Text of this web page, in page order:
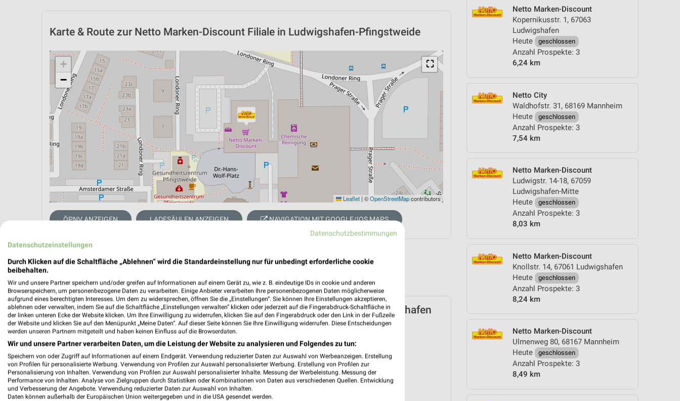
Netto Marken-Discount
Kopernikusstr. 1, 67063
Ludwigshafen
Heute
geschlossen
Anzahl Prospekte: 3
6,24 km
Netto City
Waldhofstr. 31, 68169 Mannheim
Heute
geschlossen
Anzahl Prospekte: 3
7,54 km
Netto Marken-Discount
Ludwigstr. 14-18, 67059
Ludwigshafen-Mitte
Heute
geschlossen
Anzahl Prospekte: 3
8,03 km
Netto Marken-Discount
Knollstr. 14, 67061 Ludwigshafen
Heute
geschlossen
Anzahl Prospekte: 3
8,24 km
Netto Marken-Discount
Ulmenweg 80, 68167 Mannheim
Heute
geschlossen
Anzahl Prospekte: 3
8,49 km
Karte & Route zur Netto Marken-Discount Filiale in Ludwigshafen-Pfingstweide
⛶
+
−
Leaflet | ©OpenStreetMapcontributors
ÖPNV ANZEIGEN LADESÄULEN ANZEIGEN NAVIGATION MIT GOOGLE/IOS MAPS
Aktuelle Angebote in dieser Filiale
Anzahl Prospekte: 3
Letztes Prospektupdate: vor 3 Tagen
❯
Netto Marken-Discount Prospekt für Ludwigshafen
(Rhein) ab Mo. den 10.08.
Gültig von 10. Aug. bis 15. Aug.
📅 Kalendereintrag erstellen
PROSPEKT BLÄTTERN
Datenschutzbestimmungen
Datenschutzeinstellungen
Durch Klicken auf die Schaltfläche „Ablehnen“ wird die Standardeinstellung nur für unbedingt erforderliche cookie
beibehalten.
Wir und unsere Partner speichern und/oder greifen auf Informationen auf einem Gerät zu, wie z. B. eindeutige IDs in cookie und anderen
Browserspeichern, um personenbezogene Daten zu verarbeiten. Einige Anbieter verarbeiten Ihre personenbezogenen Daten möglicherweise
aufgrund eines berechtigten Interesses. Um dem zu widersprechen, öffnen Sie die „Einstellungen“. Sie können Ihre Einstellungen akzeptieren,
ablehnen oder verwalten, indem Sie auf die Schaltfläche „Einstellungen verwalten“ klicken oder jederzeit auf die Fingerabdruck-Schaltfläche in
der linken unteren Ecke der Website klicken. Um Ihre Einwilligung zu widerrufen, klicken Sie auf den Fingerabdruck oder den Link in der Fußzeile
der Website und klicken Sie auf den Menüpunkt „Meine Daten“. Auf dieser Seite können Sie Ihre Einwilligung widerrufen. Diese Entscheidungen
werden unseren Partnern mitgeteilt und haben keinen Einfluss auf die Browserdaten.
Wir und unsere Partner verarbeiten Daten, um die Leistung der Website zu analysieren und Folgendes zu tun:
Speichern von oder Zugriff auf Informationen auf einem Endgerät. Verwendung reduzierter Daten zur Auswahl von Werbeanzeigen. Erstellung
von Profilen für personalisierte Werbung. Verwendung von Profilen zur Auswahl personalisierter Werbung. Erstellung von Profilen zur
Personalisierung von Inhalten. Verwendung von Profilen zur Auswahl personalisierter Inhalte. Messung der Werbeleistung. Messung der
Performance von Inhalten. Analyse von Zielgruppen durch Statistiken oder Kombinationen von Daten aus verschiedenen Quellen. Entwicklung
und Verbesserung der Angebote. Verwendung reduzierter Daten zur Auswahl von Inhalten.
Daten können außerhalb der Europäischen Union weitergegeben und in die USA gesendet werden.